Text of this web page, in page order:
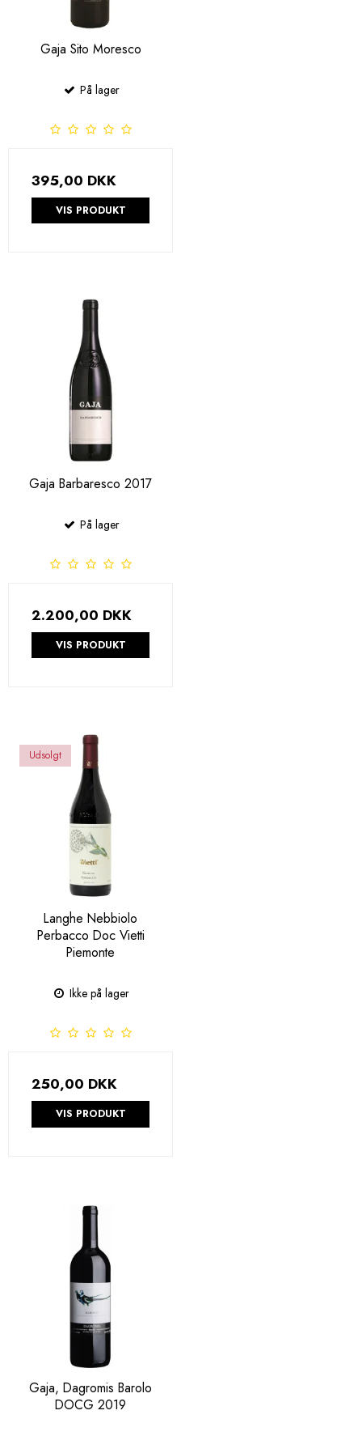
Gaja Sito Moresco
På lager
395,00 DKK
VIS PRODUKT
Gaja Barbaresco 2017
På lager
2.200,00 DKK
VIS PRODUKT
Udsolgt
Langhe Nebbiolo
Perbacco Doc Vietti
Piemonte
Ikke på lager
250,00 DKK
VIS PRODUKT
Gaja, Dagromis Barolo
DOCG 2019